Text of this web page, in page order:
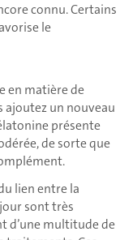
connu. Certains
le
en matière de
ajoutez un nouveau
présente
de sorte que
lien entre la
sont très
d’une multitude de